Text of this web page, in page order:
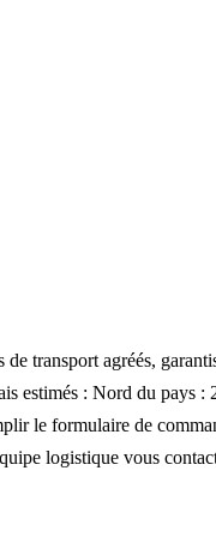
transport agréés,
: Nord du pays :
le formulaire de
logistique vous